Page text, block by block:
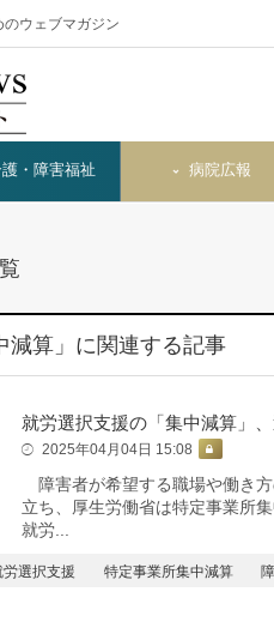
ウェブマガジン
・障害福祉 病院広報
減算」に関連する記事
就労選択支援の「集中減算」
2025年04月04日 15:08
障害者が希望する職場や働き
立ち、厚生労働省は特定事業所
就労...
労選択支援 特定事業所集中減算